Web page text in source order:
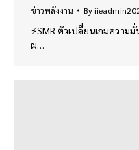
ข่าวพลังงาน By
⚡️SMR ตัวเปลี่ยนเกมความ
ผ…